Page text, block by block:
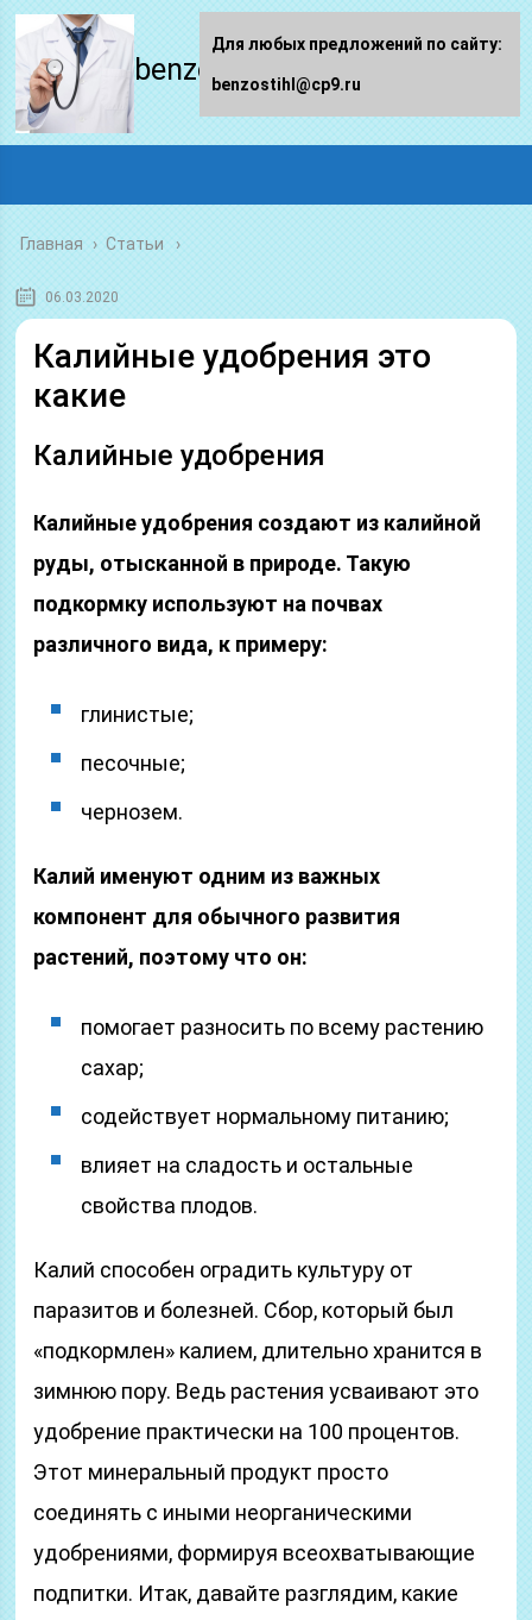
benzostihl.ru
Главная › Статьи
06.03.2020
Калийные удобрения это
какие
Калийные удобрения
Калийные удобрения создают из калийной
руды, отысканной в природе. Такую
подкормку используют на почвах
различного вида, к примеру:
глинистые;
песочные;
чернозем.
Калий именуют одним из важных
компонент для обычного развития
растений, поэтому что он:
помогает разносить по всему растению
сахар;
содействует нормальному питанию;
влияет на сладость и остальные
свойства плодов.
Калий способен оградить культуру от
паразитов и болезней. Сбор, который был
«подкормлен» калием, длительно хранится в
зимнюю пору. Ведь растения усваивают это
удобрение практически на 100 процентов.
Этот минеральный продукт просто
соединять с иными неорганическими
удобрениями, формируя всеохватывающие
подпитки. Итак, давайте разглядим, какие
Для любых предложений по сайту:
benzostihl@cp9.ru